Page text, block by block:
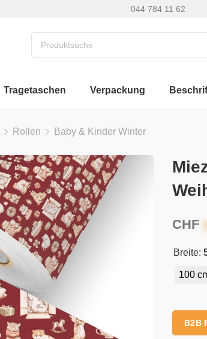
044 784 11 62
Tragetaschen Verpackung
Rollen Baby & Kinder Winter
CHF
Breite:
100
B2B